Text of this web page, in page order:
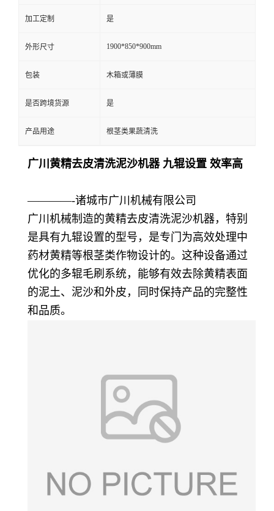
加工定制 是
外形尺寸 1900*850*900mm
包装 木箱或薄膜
是否跨境货源 是
产品用途 根茎类果蔬清洗
广川黄精去皮清洗泥沙机器 九辊设置 效率高
————-诸城市广川机械有限公司
广川机械制造的黄精去皮清洗泥沙机器，特别
是具有九辊设置的型号，是专门为高效处理中
药材黄精等根茎类作物设计的。这种设备通过
优化的多辊毛刷系统，能够有效去除黄精表面
的泥土、泥沙和外皮，同时保持产品的完整性
和品质。